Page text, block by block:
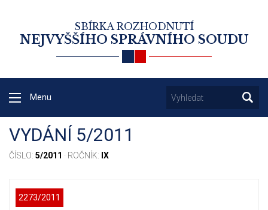
SBÍRKA ROZHODNUTÍ
NEJVYŠŠÍHO SPRÁVNÍHO SOUDU
Menu
VYDÁNÍ 5/2011
ČÍSLO: 5/2011 · ROČNÍK: IX
2273/2011